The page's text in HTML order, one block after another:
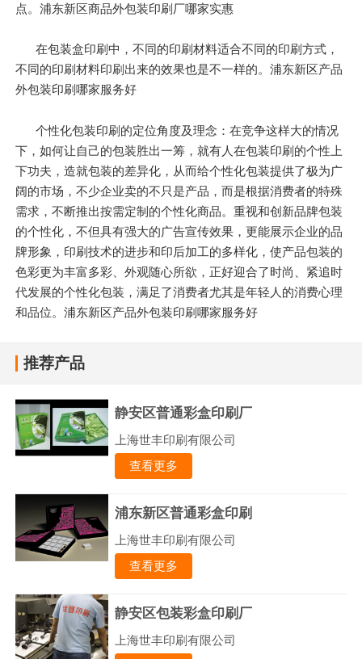
点。浦东新区商品外包装印刷厂哪家实惠
在包装盒印刷中，不同的印刷材料适合不同的印刷方式，
不同的印刷材料印刷出来的效果也是不一样的。浦东新区产品
外包装印刷哪家服务好
个性化包装印刷的定位角度及理念：在竞争这样大的情况
下，如何让自己的包装胜出一筹，就有人在包装印刷的个性上
下功夫，造就包装的差异化，从而给个性化包装提供了极为广
阔的市场，不少企业卖的不只是产品，而是根据消费者的特殊
需求，不断推出按需定制的个性化商品。重视和创新品牌包装
的个性化，不但具有强大的广告宣传效果，更能展示企业的品
牌形象，印刷技术的进步和印后加工的多样化，使产品包装的
色彩更为丰富多彩、外观随心所欲，正好迎合了时尚、紧追时
代发展的个性化包装，满足了消费者尤其是年轻人的消费心理
和品位。浦东新区产品外包装印刷哪家服务好
推荐产品
静安区普通彩盒印刷厂
上海世丰印刷有限公司
查看更多
浦东新区普通彩盒印刷
上海世丰印刷有限公司
查看更多
静安区包装彩盒印刷厂
上海世丰印刷有限公司